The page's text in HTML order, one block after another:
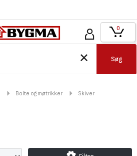
Søg
0
Bolte og møtrikker Skiver